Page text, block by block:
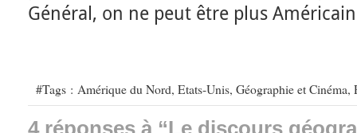
Général, on ne peut être plus
#Tags : Amérique du Nord, Etats-Unis, Géographie et Cinéma,
4 réponses à “Le discours